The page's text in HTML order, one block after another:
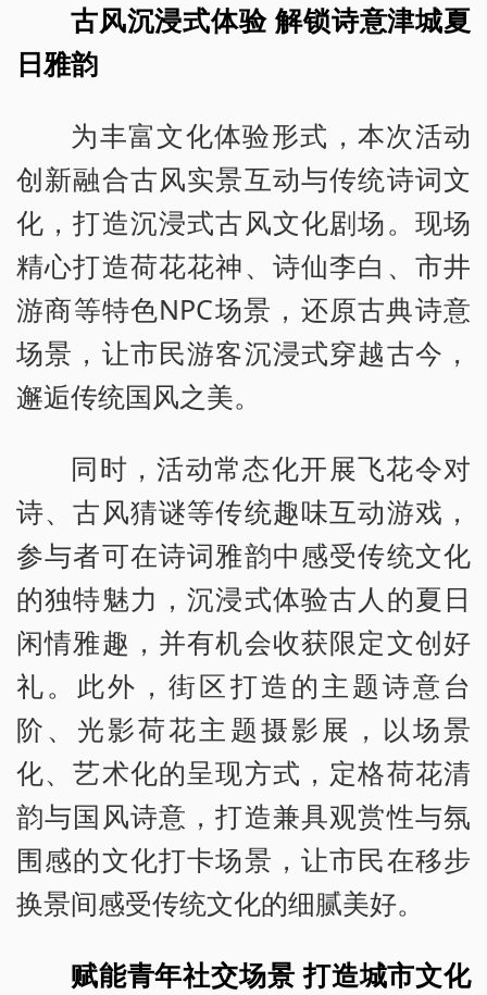
古风沉浸式体验 解锁诗意津城夏
日雅韵
为丰富文化体验形式，本次活动
创新融合古风实景互动与传统诗词文
化，打造沉浸式古风文化剧场。现场
精心打造荷花花神、诗仙李白、市井
游商等特色NPC场景，还原古典诗意
场景，让市民游客沉浸式穿越古今，
邂逅传统国风之美。
同时，活动常态化开展飞花令对
诗、古风猜谜等传统趣味互动游戏，
参与者可在诗词雅韵中感受传统文化
的独特魅力，沉浸式体验古人的夏日
闲情雅趣，并有机会收获限定文创好
礼。此外，街区打造的主题诗意台
阶、光影荷花主题摄影展，以场景
化、艺术化的呈现方式，定格荷花清
韵与国风诗意，打造兼具观赏性与氛
围感的文化打卡场景，让市民在移步
换景间感受传统文化的细腻美好。
赋能青年社交场景 打造城市文化